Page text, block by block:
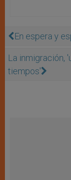
En espera y
La inmigración,
tiempos'